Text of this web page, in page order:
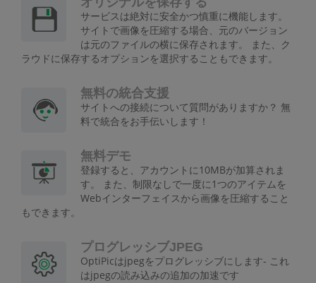
サービスは絶対に安全かつ慎重に機能します。
サイトで画像を圧縮する場合、元のバージョン
は元のファイルの横に保存されます。 また、ク
ラウドに保存するオプションを選択することもできます。
無料の統合支援
サイトへの接続について質問がありますか？ 無
料で統合をお手伝いします！
無料デモ
登録すると、アカウントに10MBが加算されま
す。 また、制限なしで一度に1つのアイテムを
Webインターフェイスから画像を圧縮すること
もできます。
プログレッシブJPEG
OptiPicはjpegをプログレッシブにします- これ
はjpegの読み込みの追加の加速です